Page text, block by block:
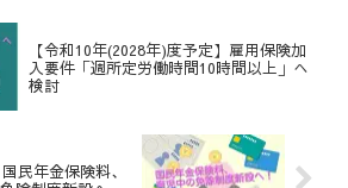
【令和10年(2028年)度予定】雇用保険加
入要件「週所定労働時間10時間以上」へ
検討
民年金保険料、